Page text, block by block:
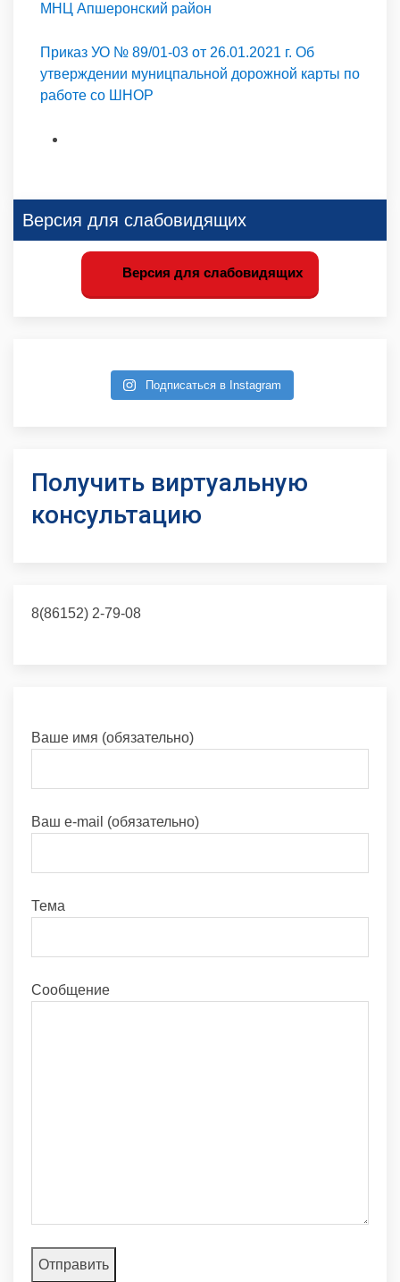
МНЦ Апшеронский район
Приказ УО № 89/01-03 от 26.01.2021 г. Об
утверждении муницпальной дорожной карты по
работе со ШНОР
Версия для слабовидящих
Версия для слабовидящих
Подписаться в Instagram
Получить виртуальную
консультацию
8(86152) 2-79-08
Ваше имя (обязательно)
Ваш e-mail (обязательно)
Тема
Сообщение